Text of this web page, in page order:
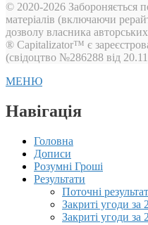
© 2020-2026 Забороняється
матеріалів (включаючи
дозволу власника
® Capitalizator™ є
(свідоцтво №286288 від
МЕНЮ
Навігація
Головна
Дописи
Розумні Гроші
Результати
Поточні
Закриті угоди за
Закриті угоди за